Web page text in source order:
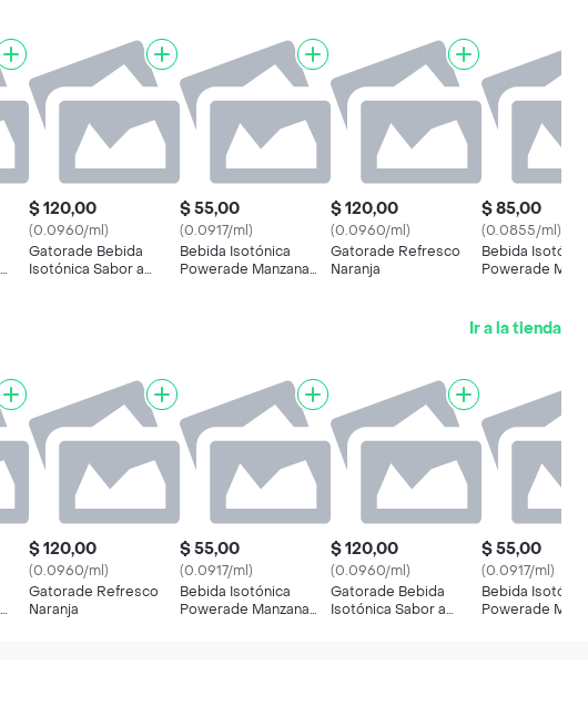
$ 120,00
(0.0960/ml)
Gatorade Bebida
Isotónica Sabor a
$ 55,00
(0.0917/ml)
Bebida Isotónica
Powerade Manzana
$ 120,00
(0.0960/ml)
Gatorade Refresco
Naranja
$ 85,00
(0.0855/ml)
Bebida
Powerade
Ir a la tienda
$ 120,00
(0.0960/ml)
Gatorade Refresco
Naranja
$ 55,00
(0.0917/ml)
Bebida Isotónica
Powerade Manzana
$ 120,00
(0.0960/ml)
Gatorade Bebida
Isotónica Sabor a
$ 55,00
(0.0917/ml)
Bebida
Powerade